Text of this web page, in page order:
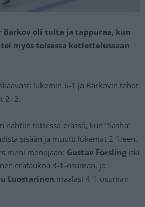
Barkov oli tulta ja tappuraa, kun
myös toisessa kotiottelussaan
lukemin 6-1 ja Barkovin tehot
2+2.
nähtiin toisessa erässä, kun ”Sasha”
sisään ja muutti lukemat 2-1:een.
meni menojaan: Gustav Forsling iski
erätaukoa 3-1-osuman, ja
Luostarinen maalasi 4-1-osuman